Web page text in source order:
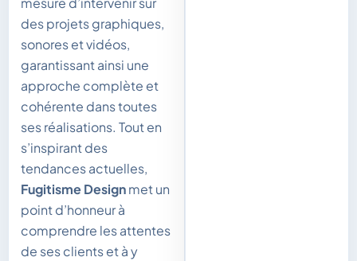
des projets graphiques,
sonores et vidéos,
garantissant ainsi une
approche complète et
cohérente dans toutes
ses réalisations. Tout en
s’inspirant des
tendances actuelles,
Fugitisme Designmet un
point d’honneur à
comprendre les attentes
de ses clients et à y